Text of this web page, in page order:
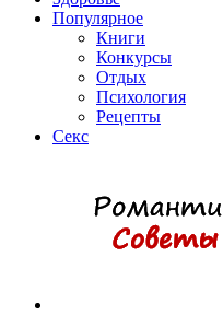
Популярное
Книги
Конкурсы
Отдых
Психология
Рецепты
Секс